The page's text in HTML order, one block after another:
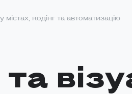
містах, кодінг та автоматизацію